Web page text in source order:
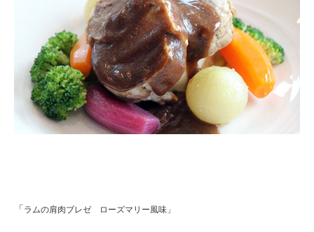
「 ラムの肩肉ブレゼ ローズマリー風味」